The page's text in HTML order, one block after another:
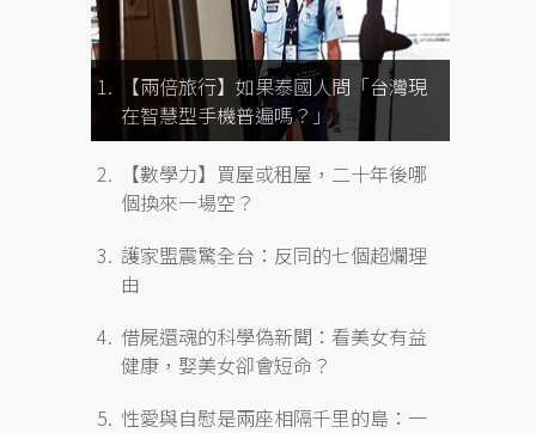
【兩倍旅行】如果泰國人問「台灣現
在智慧型手機普遍嗎？」
【數學力】買屋或租屋，二十年後哪
個換來一場空？
護家盟震驚全台：反同的七個超爛理
由
借屍還魂的科學偽新聞：看美女有益
健康，娶美女卻會短命？
性愛與自慰是兩座相隔千里的島：一